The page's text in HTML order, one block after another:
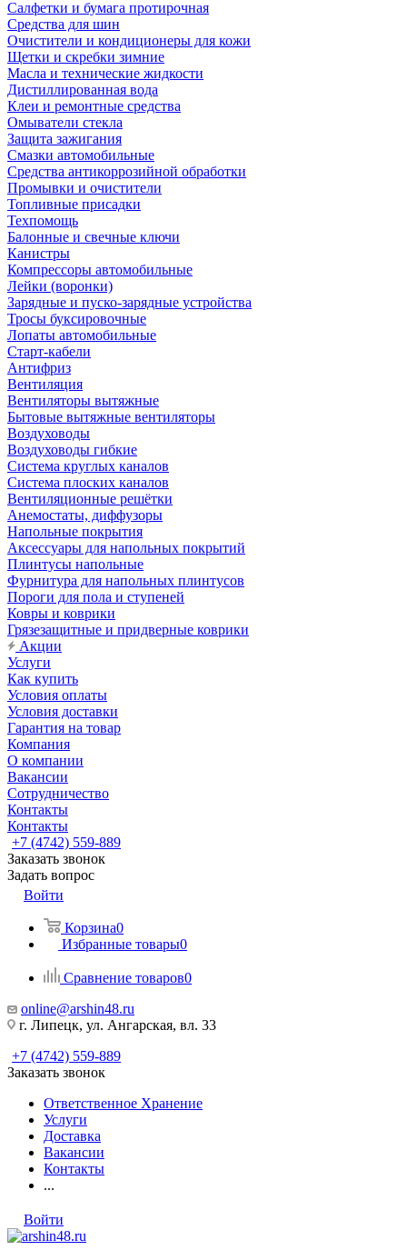
Салфетки и бумага протирочная
Средства для шин
Очистители и кондиционеры для кожи
Щетки и скребки зимние
Масла и технические жидкости
Дистиллированная вода
Клеи и ремонтные средства
Омыватели стекла
Защита зажигания
Смазки автомобильные
Средства антикоррозийной обработки
Промывки и очистители
Топливные присадки
Техпомощь
Балонные и свечные ключи
Канистры
Компрессоры автомобильные
Лейки (воронки)
Зарядные и пуско-зарядные устройства
Тросы буксировочные
Лопаты автомобильные
Старт-кабели
Антифриз
Вентиляция
Вентиляторы вытяжные
Бытовые вытяжные вентиляторы
Воздуховоды
Воздуховоды гибкие
Система круглых каналов
Система плоских каналов
Вентиляционные решётки
Анемостаты, диффузоры
Напольные покрытия
Аксессуары для напольных покрытий
Плинтусы напольные
Фурнитура для напольных плинтусов
Пороги для пола и ступеней
Ковры и коврики
Грязезащитные и придверные коврики
Акции
Услуги
Как купить
Условия оплаты
Условия доставки
Гарантия на товар
Компания
О компании
Вакансии
Сотрудничество
Контакты
Контакты
+7 (4742) 559-889
Заказать звонок
Задать вопрос
Войти
Корзина0
Избранные товары0
Сравнение товаров0
online@arshin48.ru
г. Липецк, ул. Ангарская, вл. 33
+7 (4742) 559-889
Заказать звонок
Ответственное Хранение
Услуги
Доставка
Вакансии
Контакты
...
Войти